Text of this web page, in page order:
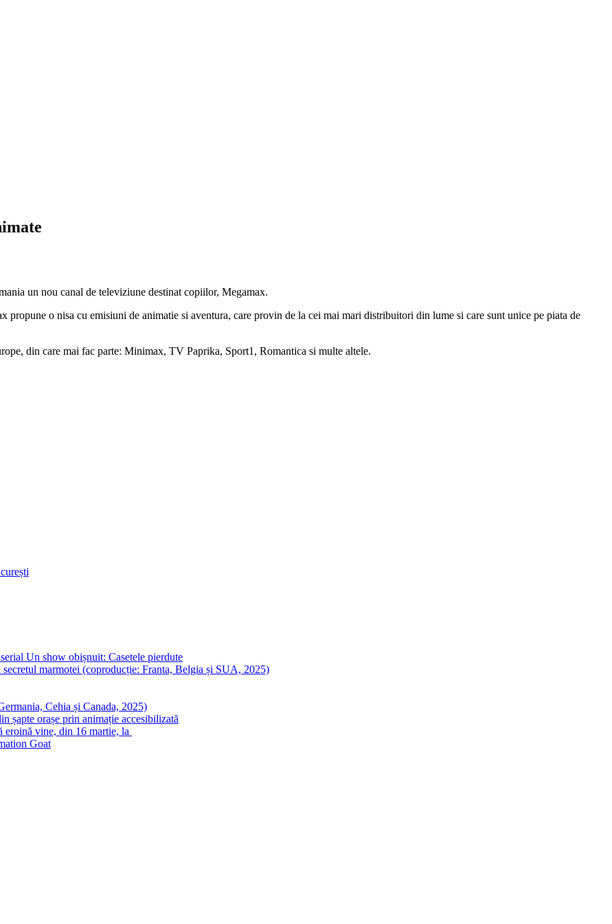
un nou canal de televiziune destinat copiilor, Megamax.
propune o nisa cu emisiuni de animatie si aventura, care provin de la cei mai mari distribuitori din lume si care sunt unice pe piata de
din care mai fac parte: Minimax, TV Paprika, Sport1, Romantica si multe altele.
Un show obișnuit: Casetele pierdute
marmotei (coproducție: Franta, Belgia și SUA, 2025)
Cehia și Canada, 2025)
șapte orașe prin animație accesibilizată
eroină vine, din 16 martie, la
Goat